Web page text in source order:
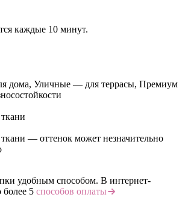
каждые 10 минут.
дома, Уличные — для террасы, Премиум
— оттенок может незначительно
удобным способом. В интернет-
более 5 способов оплаты